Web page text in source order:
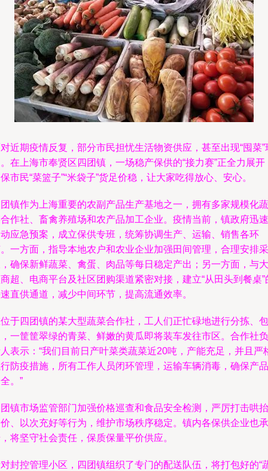
近期疫情反复，部分市民担忧生活物资供应，甚至出现“囤菜”
在上海市奉贤区四团镇，一场稳产保供的“接力赛”正全力展开
市民“菜篮子”“米袋子”货足价稳，让大家吃得放心、安心。
镇作为上海重要的农副产品生产基地之一，拥有多家规模化蔬
作社、畜禽养殖场和农产品加工企业。疫情当前，镇政府迅速
应急预案，成立保供专班，统筹协调生产、运输、销售各环
一方面，指导本地农户和农业企业加强田间管理，合理安排采
确保新鲜蔬菜、禽蛋、肉品等每日稳定产出；另一方面，与大
超、电商平台及社区团购渠道紧密对接，建立“从田头到餐桌”
直供通道，减少中间环节，提高流通效率。
于四团镇的某大型蔬菜合作社，工人们正忙碌地进行分拣、包
一筐筐翠绿的青菜、鲜嫩的黄瓜即将装车发往市区。合作社负
表示：“我们目前日产叶菜类蔬菜近20吨，产能充足，并且严
防疫措施，所有工作人员闭环管理，运输车辆消毒，确保产品
。”
镇市场监管部门加强价格巡查和食品安全检测，严厉打击哄抬
、以次充好等行为，维护市场秩序稳定。镇内各保供企业也承
将坚守社会责任，保质保量平价供应。
封控管理小区，四团镇组织了专门的配送队伍，将打包好的“